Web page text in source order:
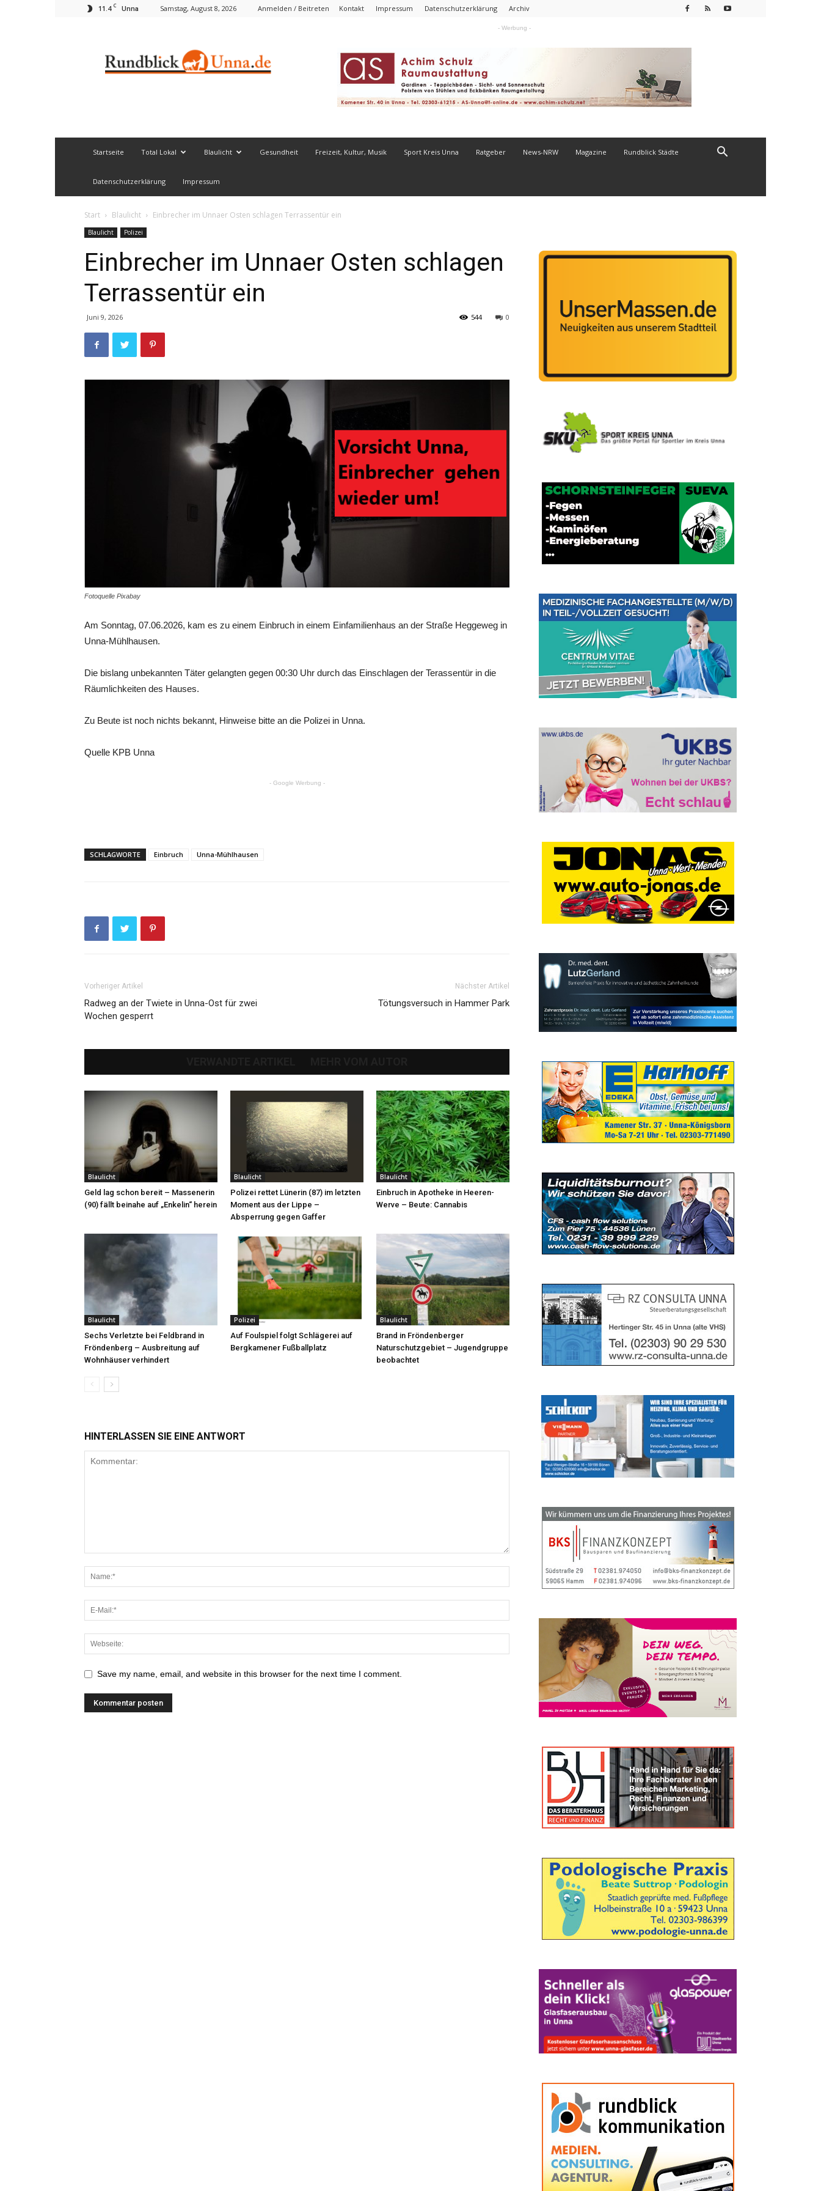
11.4 C Unna Samstag, August 8, 2026 Anmelden / Beitreten Kontakt Impressum Datenschutzerklärung Archiv
- Werbung -
Startseite Total Lokal Blaulicht Gesundheit Freizeit, Kultur, Musik Sport Kreis Unna Ratgeber News-NRW Magazine Rundblick Städte
Datenschutzerklärung Impressum
Start Blaulicht Einbrecher im Unnaer Osten schlagen Terrassentür ein
Blaulicht Polizei
Einbrecher im Unnaer Osten schlagen
Terrassentür ein
Juni 9, 2026 0
544
Fotoquelle Pixabay
Am Sonntag, 07.06.2026, kam es zu einem Einbruch in einem Einfamilienhaus an der Straße Heggeweg in
Unna-Mühlhausen.
Die bislang unbekannten Täter gelangten gegen 00:30 Uhr durch das Einschlagen der Terassentür in die
Räumlichkeiten des Hauses.
Zu Beute ist noch nichts bekannt, Hinweise bitte an die Polizei in Unna.
Quelle KPB Unna
- Google Werbung -
SCHLAGWORTE Einbruch Unna-Mühlhausen
Vorheriger Artikel
Radweg an der Twiete in Unna-Ost für zwei
Wochen gesperrt
Nächster Artikel
Tötungsversuch in Hammer Park
Blaulicht
Geld lag schon bereit – Massenerin
(90) fällt beinahe auf „Enkelin“ herein
Blaulicht
Polizei rettet Lünerin (87) im letzten
Moment aus der Lippe –
Absperrung gegen Gaffer
Blaulicht
Einbruch in Apotheke in Heeren-
Werve – Beute: Cannabis
Blaulicht
Sechs Verletzte bei Feldbrand in
Fröndenberg – Ausbreitung auf
Wohnhäuser verhindert
Polizei
Auf Foulspiel folgt Schlägerei auf
Bergkamener Fußballplatz
Blaulicht
Brand in Fröndenberger
Naturschutzgebiet – Jugendgruppe
beobachtet
HINTERLASSEN SIE EINE ANTWORT
Save my name, email, and website in this browser for the next time I comment.